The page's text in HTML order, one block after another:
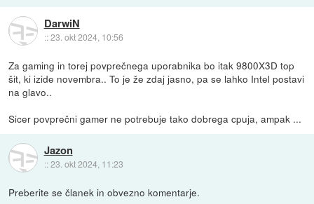
DarwiN
::23. okt 2024, 10:56
Za gaming in torej povprečnega uporabnika bo itak 9800X3D top
šit, ki izide novembra.. To je že zdaj jasno, pa se lahko Intel postavi
na glavo..
Sicer povprečni gamer ne potrebuje tako dobrega cpuja, ampak ...
Jazon
::23. okt 2024, 11:23
Preberite se članek in obvezno komentarje.